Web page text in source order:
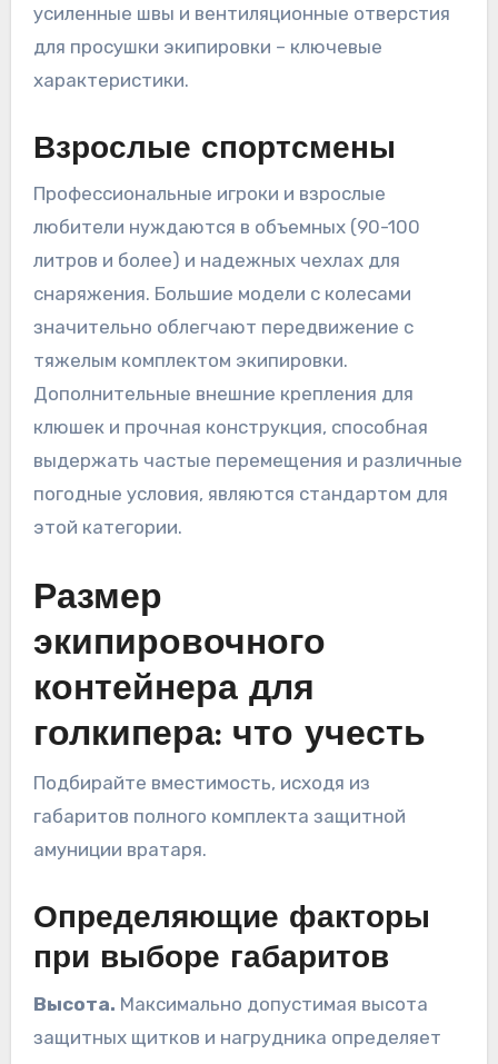
усиленные швы и вентиляционные отверстия
для просушки экипировки – ключевые
характеристики.
Взрослые спортсмены
Профессиональные игроки и взрослые
любители нуждаются в объемных (90-100
литров и более) и надежных чехлах для
снаряжения. Большие модели с колесами
значительно облегчают передвижение с
тяжелым комплектом экипировки.
Дополнительные внешние крепления для
клюшек и прочная конструкция, способная
выдержать частые перемещения и различные
погодные условия, являются стандартом для
этой категории.
Размер
экипировочного
контейнера для
голкипера: что учесть
Подбирайте вместимость, исходя из
габаритов полного комплекта защитной
амуниции вратаря.
Определяющие факторы
при выборе габаритов
Высота. Максимально допустимая высота
защитных щитков и нагрудника определяет